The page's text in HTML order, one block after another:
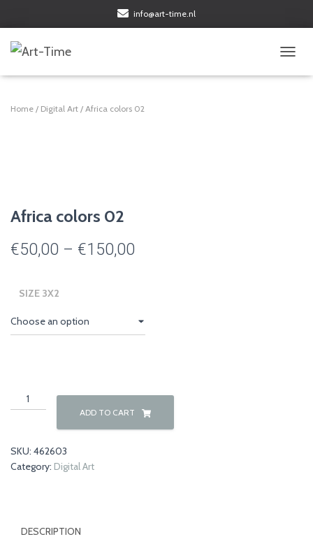
info@art-time.nl
Home / Digital Art / Africa colors 02
Africa colors 02
€50,00 – €150,00
through
SIZE 3X2
Africa
colors
ADD TO CART
SKU: 462603
Category: Digital Art
DESCRIPTION